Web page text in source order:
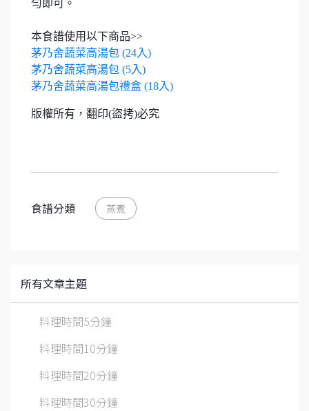
勻即可。
本食譜使用以下商品>>
茅乃舍蔬菜高湯包 (24入)
茅乃舍蔬菜高湯包 (5入)
茅乃舍蔬菜高湯包禮盒 (18入)
版權所有，翻印(盜拷)必究
食譜分類 蒸煮
所有文章主題
料理時間5分鐘
料理時間10分鐘
料理時間20分鐘
料理時間30分鐘